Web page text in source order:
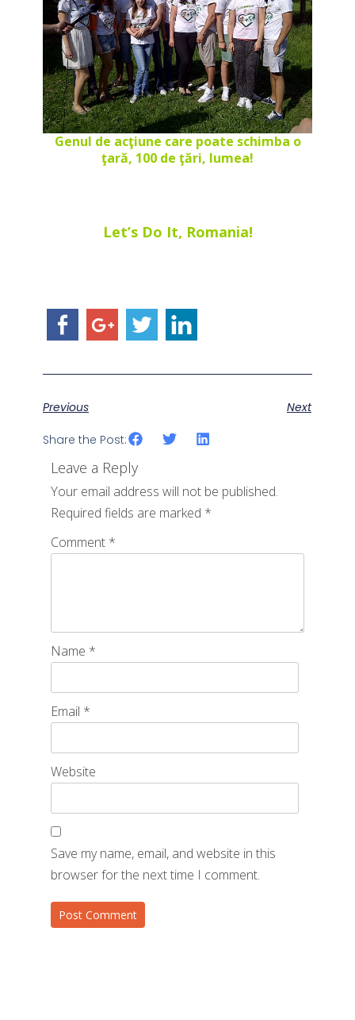
Genul de acţiune care poate schimba o
ţară, 100 de ţări, lumea!
Let’s Do It, Romania!
Previous Next
Share the Post:
Leave a Reply
Your email address will not be published.
Required fields are marked *
Comment *
Name *
Email *
Website
Save my name, email, and website in this
browser for the next time I comment.